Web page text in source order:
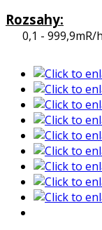
Rozsahy:
0,1 - 999,9mR/h